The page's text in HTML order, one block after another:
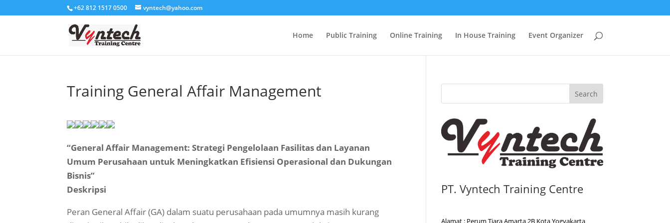
+62 812 1517 0500 vyntech@yahoo.com
Home Public Training Online Training In House Training Event Organizer
Training General Affair Management
“General Affair Management: Strategi Pengelolaan Fasilitas dan Layanan
Umum Perusahaan untuk Meningkatkan Efisiensi Operasional dan Dukungan
Bisnis”
Deskripsi
Peran General Affair (GA) dalam suatu perusahaan pada umumnya masih kurang
Search
PT. Vyntech Training Centre
Alamat : Perum Tiara Amarta 2B Kota Yogyakarta